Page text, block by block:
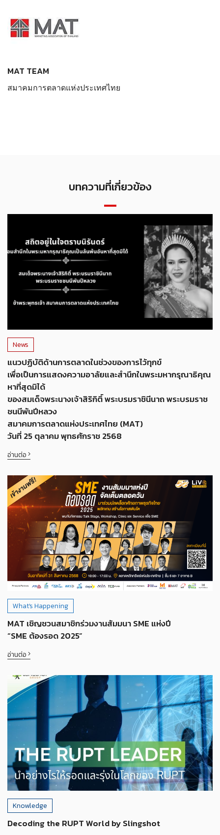
MAT TEAM
สมาคมการตลาดแห่งประเทศไทย
บทความที่เกี่ยวข้อง
News
แนวปฏิบัติด้านการตลาดในช่วงของการไว้ทุกข์
เพื่อเป็นการแสดงความอาลัยและสำนึกในพระมหากรุณาธิคุณ
หาที่สุดมิได้
ของสมเด็จพระนางเจ้าสิริกิติ์ พระบรมราชินีนาถ พระบรมราช
ชนนีพันปีหลวง
สมาคมการตลาดแห่งประเทศไทย (MAT)
วันที่ 25 ตุลาคม พุทธศักราช 2568
อ่านต่อ
What's Happening
MAT เชิญชวนสมาชิกร่วมงานสัมมนา SME แห่งปี
“SME ต้องรอด 2025”
อ่านต่อ
Knowledge
Decoding the RUPT World by Slingshot